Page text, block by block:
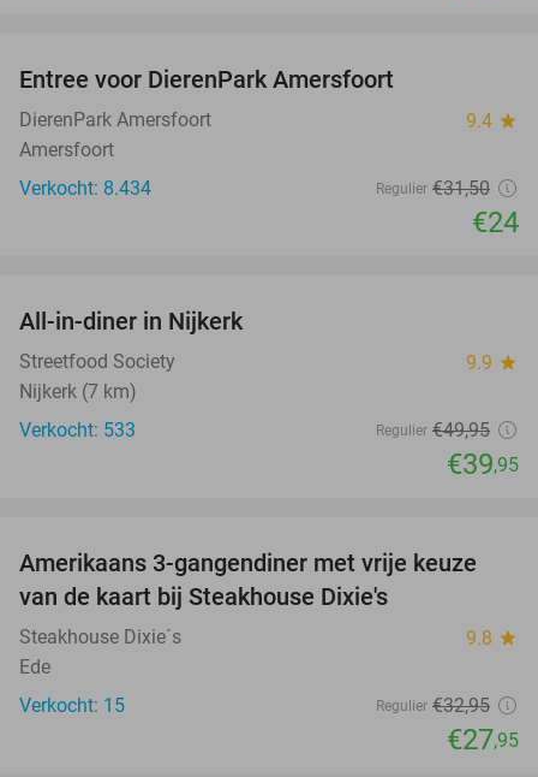
Entree voor DierenPark Amersfoort
DierenPark Amersfoort 9.4 star
Amersfoort
Verkocht: 8.434
Regulier €31,50
€24
All-in-diner in Nijkerk
Streetfood Society 9.9 star
Nijkerk (7 km)
Verkocht: 533
Regulier €49,95
€39,95
15%
TODAY
Amerikaans 3-gangendiner met vrije keuze
van de kaart bij Steakhouse Dixie's
Steakhouse Dixie´s 9.8 star
Ede
Verkocht: 15
Regulier €32,95
€27,95